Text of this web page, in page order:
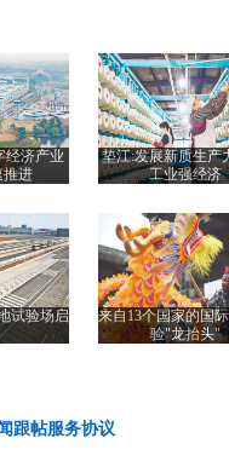
经济产业
推进
垫江:发展新质生产
工业强经济
试验场启
来自13个国家的国
验"龙抬头"
跟帖服务协议